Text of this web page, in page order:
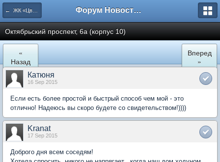
← ЖК «Цветочный город» Микрорайон 22 Форум Новостройки
Октябрьский проспект, 6а (корпус 10)
«
Назад
Вперед
»
Катюня
16 Sep 2015
Если есть более простой и быстрый способ чем мой - это
отлично! Надеюсь вы скоро будете со свидетельством!))))
Kranat
17 Sep 2015
Доброго дня всем соседям!